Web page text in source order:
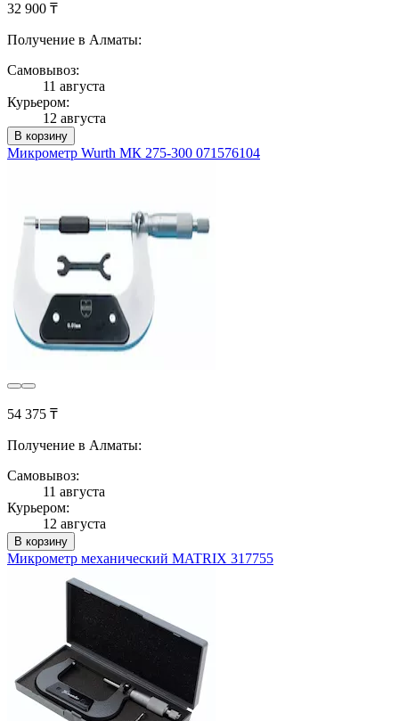
32 900 ₸
Получение в Алматы:
Самовывоз:
11 августа
Курьером:
12 августа
В корзину
Микрометр Wurth МК 275-300 071576104
54 375 ₸
Получение в Алматы:
Самовывоз:
11 августа
Курьером:
12 августа
В корзину
Микрометр механический MATRIX 317755